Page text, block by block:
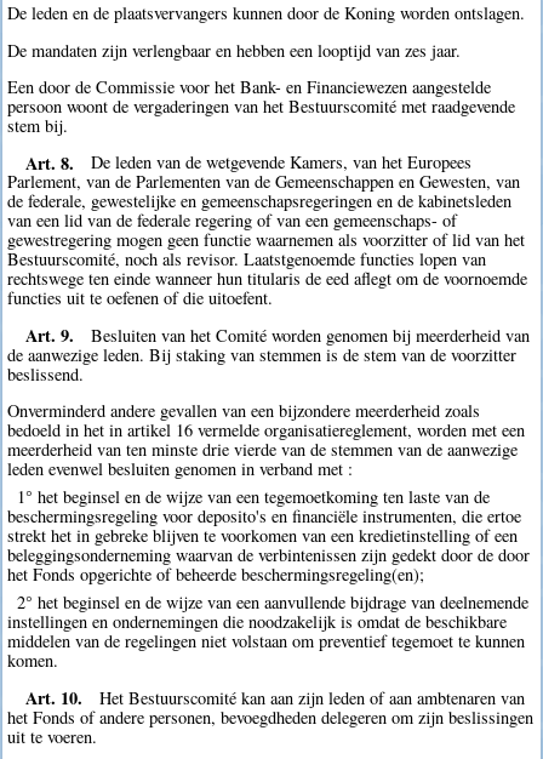
De leden en de plaatsvervangers kunnen door de Koning worden ontslagen.
De mandaten zijn verlengbaar en hebben een looptijd van zes jaar.
Een door de Commissie voor het Bank- en Financiewezen aangestelde
persoon woont de vergaderingen van het Bestuurscomité met raadgevende
stem bij.
Art. 8.
De leden van de wetgevende Kamers, van het Europees
Parlement, van de Parlementen van de Gemeenschappen en Gewesten, van
de federale, gewestelijke en gemeenschapsregeringen en de kabinetsleden
van een lid van de federale regering of van een gemeenschaps- of
gewestregering mogen geen functie waarnemen als voorzitter of lid van het
Bestuurscomité, noch als revisor. Laatstgenoemde functies lopen van
rechtswege ten einde wanneer hun titularis de eed aflegt om de voornoemde
functies uit te oefenen of die uitoefent.
Art. 9.
Besluiten van het Comité worden genomen bij meerderheid van
de aanwezige leden. Bij staking van stemmen is de stem van de voorzitter
beslissend.
Onverminderd andere gevallen van een bijzondere meerderheid zoals
bedoeld in het in artikel 16 vermelde organisatiereglement, worden met een
meerderheid van ten minste drie vierde van de stemmen van de aanwezige
leden evenwel besluiten genomen in verband met :
1° het beginsel en de wijze van een tegemoetkoming ten laste van de
beschermingsregeling voor deposito's en financiële instrumenten, die ertoe
strekt het in gebreke blijven te voorkomen van een kredietinstelling of een
beleggingsonderneming waarvan de verbintenissen zijn gedekt door de door
het Fonds opgerichte of beheerde beschermingsregeling(en);
2° het beginsel en de wijze van een aanvullende bijdrage van deelnemende
instellingen en ondernemingen die noodzakelijk is omdat de beschikbare
middelen van de regelingen niet volstaan om preventief tegemoet te kunnen
komen.
Art. 10.
Het Bestuurscomité kan aan zijn leden of aan ambtenaren van
het Fonds of andere personen, bevoegdheden delegeren om zijn beslissingen
uit te voeren.